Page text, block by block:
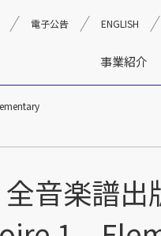
事業紹介
電子公告 ENGLISH
音楽譜出